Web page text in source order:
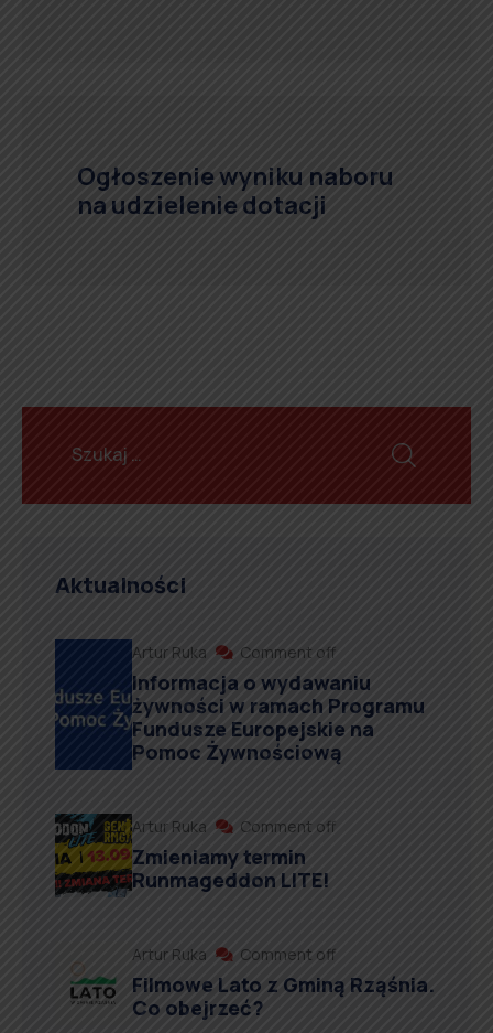
Ogłoszenie wyniku naboru
na udzielenie dotacji
Aktualności
Artur Ruka Comment off
Informacja o wydawaniu
żywności w ramach Programu
Fundusze Europejskie na
Pomoc Żywnościową
Artur Ruka Comment off
Zmieniamy termin
Runmageddon LITE!
Artur Ruka Comment off
Filmowe Lato z Gminą Rząśnia.
Co obejrzeć?